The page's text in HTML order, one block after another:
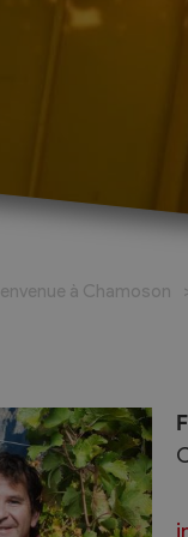
Magic Pass
Section des
APEA des
Conthey
Foyer Pierre-
à Chamoson